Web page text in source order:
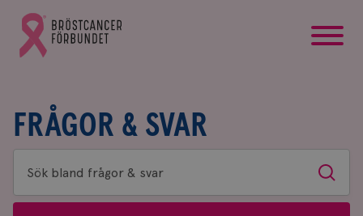
Gå
till
Bröstcancerförbundets
FRÅGOR & SVAR
Sök
bland
Sök